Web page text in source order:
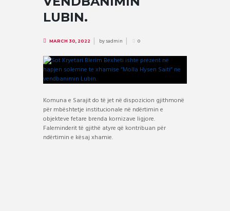
LUBIN.
MARCH 30, 2022 bysadmin 0
Komuna e Sarajit do të jet në dispozicion gjithmonë
për mbështetje institucionale në ndërtimin e
objekteve fetare brenda kornizave ligjore.
Faleminderit të gjithë atyre që kontribuan për
ndërtimin e kësaj xhamie.